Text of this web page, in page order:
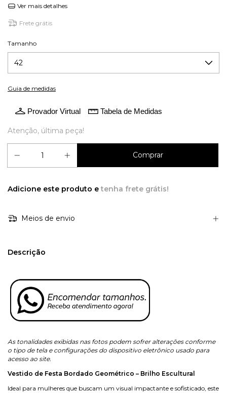
Ver mais detalhes
Frete grátis
Tamanho
Guia de medidas
Provador Virtual Tabela de Medidas
Atenção, última peça!
Adicione este produto e tenha frete grátis!
Meios de envio
Descrição
As tonalidades exibidas nas fotos podem sofrer alterações conforme
o tipo de tela e configurações do dispositivo eletrônico usado para
acesso ao site.
Vestido de Festa Bordado Geométrico – Brilho Escultural
Ideal para mulheres que buscam um visual impactante e sofisticado, este